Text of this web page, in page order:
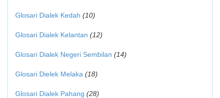
Glosari Dialek Kedah (10)
Glosari Dialek Kelantan (12)
Glosari Dialek Negeri Sembilan (14)
Glosari Dielek Melaka (18)
Glosari Dialek Pahang (28)